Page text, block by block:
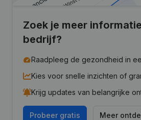
Zoek je meer
bedrijf?
Raadpleeg de gezondheid in
Kies voor snelle inzichten of
Krijg updates van belangrijke
Probeer gratis Meer